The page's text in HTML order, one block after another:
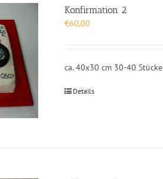
Konfirmation 2
€60,00
ca. 40x30 cm 30-40 Stücke
Details